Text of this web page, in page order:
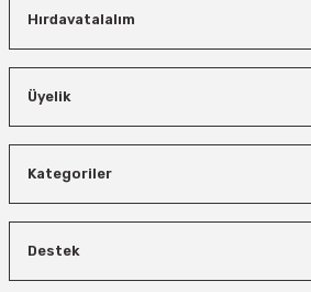
Hırdavatalalım
Üyelik
Kategoriler
Destek